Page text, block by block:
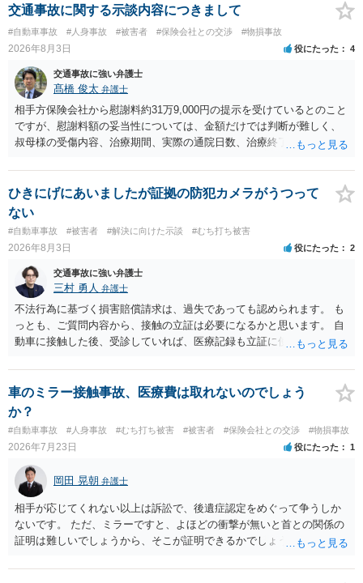
交通事故に関する示談内容につきまして
#自動車事故 #人身事故 #被害者 #保険会社との交渉 #物損事故
2026年8月3日 役にたった 4
交通事故に強い弁護士
髙橋 俊太 弁護士
相手方保険会社から慰謝料約31万9,000円の提示を受けているとのこと
ですが、慰謝料額の妥当性については、金額だけでは判断が難しく、
叔母様の受傷内容、治療期間、実際の通院日数、治療終了の経緯、後
確認する必要があります。保険会社から提示される慰謝料額について
は、弁護士が介入することにより増額を検討できる場合がありますの
で、以下の資料・情報を準備した上で、弁護士に個別に相談すること
をお勧めいたします。 ・相手方保険会社から届いている示談金額の提
示書類 ・叔母様の診断名、けがの内容 ・治療開始日及び治療終了日
・入院の有無、通院回数 ・現在も症状が残っているか ・叔母様ご本人
やご家族等が加入している保険に、今回の事故で利用できる弁護士費
用特約が付帯しているか なお、被害者は叔母様ご本人となりますの
で、弁護士が受任する場合には、叔母様ご本人の依頼意思等を確認す
る必要があります。日本語での十分な意思疎通が難しいとのことです
ので、そのあたりのご事情も踏まえて、依頼意思の確認方法等を検討
ひきにげにあいましたが証拠の防犯カメラがうつって
ない
#自動車事故 #被害者 #解決に向けた示談 #むち打ち被害
2026年8月3日 役にたった 2
交通事故に強い弁護士
三村 勇人 弁護士
不法行為に基づく損害賠償請求は、過失であっても認められます。 も
っとも、ご質問内容から、接触の立証は必要になるかと思います。 自
動車に接触した後、受診していれば、医療記録も立証に使えるかと思
士にご相談ください。
車のミラー接触事故、医療費は取れないのでしょう
か？
#自動車事故 #人身事故 #むち打ち被害 #被害者 #保険会社との交渉 #物損事故
2026年7月23日 役にたった 1
岡田 晃朝 弁護士
相手が応じてくれない以上は訴訟で、後遺症認定をめぐって争うしか
ないです。 ただ、ミラーですと、よほどの衝撃が無いと首との関係の
証明は難しいでしょうから、そこが証明できるかでしょうね。